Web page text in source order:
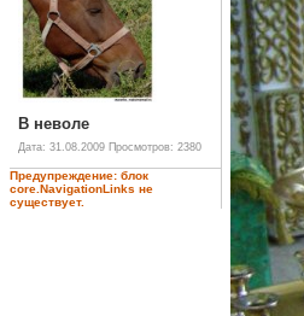
В неволе
Дата: 31.08.2009 Просмотров: 2380
Предупреждение: блок
core.NavigationLinks не
существует.